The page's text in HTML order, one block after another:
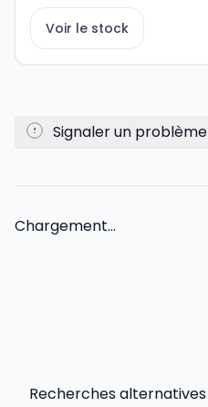
Voir le stock
Signaler un problème
Chargement...
Recherches alternatives